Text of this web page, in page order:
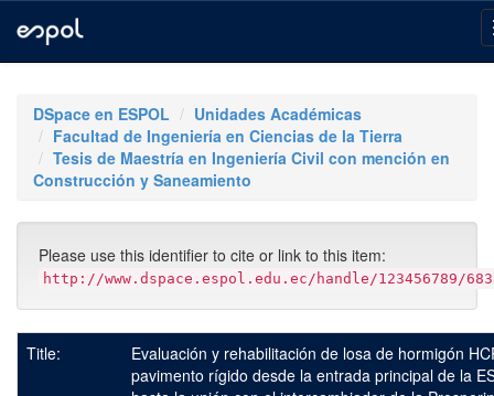
navigationDSpace en ESPOL
Unidades Académicas
Facultad de Ingeniería en Ciencias de la Tierra
Tesis de Maestría en Ingeniería Civil con mención en
Construcción y Saneamiento
Please use this identifier to cite or link to this item:
http://www.dspace.espol.edu.ec/handle/123456789/
Title:
Evaluación y rehabilitación de losa de hormigón
pavimento rígido desde la entrada principal de la